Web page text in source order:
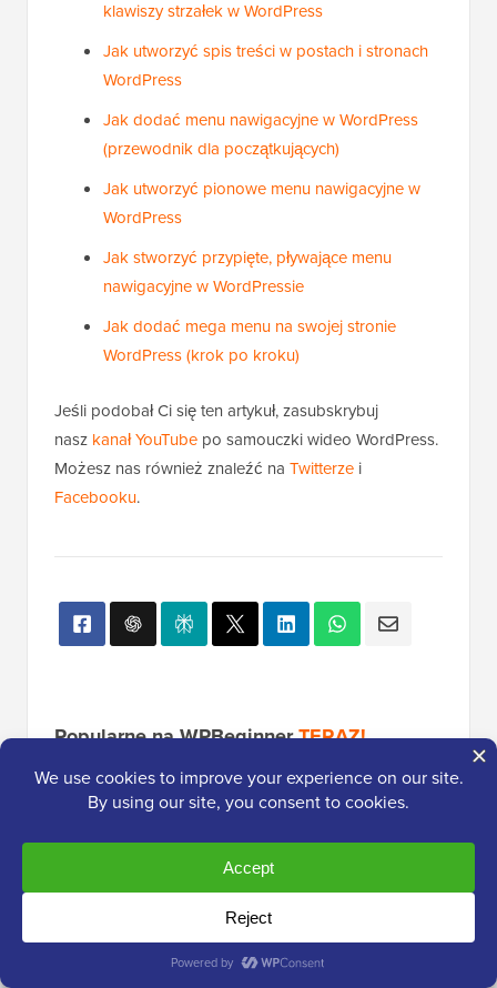
klawiszy strzałek w WordPress
Jak utworzyć spis treści w postach i stronach
WordPress
Jak dodać menu nawigacyjne w WordPress
(przewodnik dla początkujących)
Jak utworzyć pionowe menu nawigacyjne w
WordPress
Jak stworzyć przypięte, pływające menu
nawigacyjne w WordPressie
Jak dodać mega menu na swojej stronie
WordPress (krok po kroku)
Jeśli podobał Ci się ten artykuł, zasubskrybuj
nasz kanał YouTube po samouczki wideo WordPress.
Możesz nas również znaleźć na Twitterze i
Facebooku.
Popularne na WPBeginnerTERAZ!
Jak zainstalować Google Analytics w
Ujawniono: Dlaczego budowanie
listy e-mailowej jest tak ważne dzisiaj
(6 powodów)